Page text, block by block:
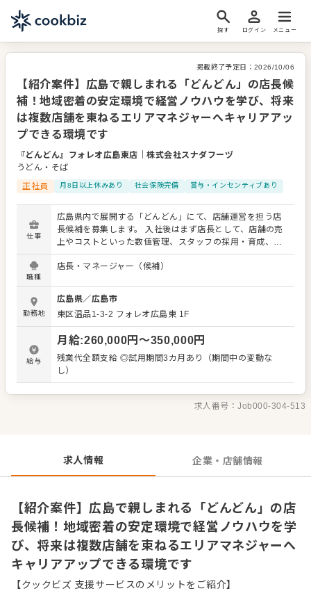
探す ログイン メニュー
掲載終了予定日： 2026/10/06
【紹介案件】広島で親しまれる「どんどん」の店長候
補！地域密着の安定環境で経営ノウハウを学び、将来
は複数店舗を束ねるエリアマネジャーへキャリアアッ
プできる環境です
『どんどん』フォレオ広島東店 ｜株式会社スナダフーヅ
うどん・そば
正社員
月8日以上休みあり 社会保険完備 賞与・インセンティブあり
仕事
広島県内で展開する「どんどん」にて、店舗運営を担う店
長候補を募集します。 入社後はまず店長として、店舗の売
上やコストといった数値管理、スタッフの採用・育成、ス
ムーズな店舗運営を支えるオペレーションの構築をお任せ
します。現場の最前線で経験を積み、将来的にはエリアマ
ー昇格後は、複数店舗の統括として各店の店長を育成し、
エリア全体の業績を伸ばす重要な役割を担っていただきま
す。 地域の方々に長く親しまれているブランドだからこ
そ、確かな経営ノウハウを基礎から学べる環境です。現場
のマネジメントから複数店舗の経営管理まで、飲食ビジネ
スのプロフェッショナルとして段階的に成長を続けられま
す。 ＜おすすめポイント＞ 地域に根差した安定企業で、店
キャリアパスが整っています。店舗の数値管理や人材育成
のスキルを基礎から体系的に学べるため、飲食業界で腰を
職種
店長・マネージャー（候補）
勤務地
広島県／広島市
東区温品1-3-2 フォレオ広島東 1F
給与
月給:260,000円〜350,000円
残業代全額支給 ◎試用期間3カ月あり（期間中の変動な
し）
求人番号：Job000-304-513
求人情報 企業・店舗情報
【紹介案件】広島で親しまれる「どんどん」の店
長候補！地域密着の安定環境で経営ノウハウを学
び、将来は複数店舗を束ねるエリアマネジャーへ
キャリアアップできる環境です
【クックビズ 支援サービスのメリットをご紹介】